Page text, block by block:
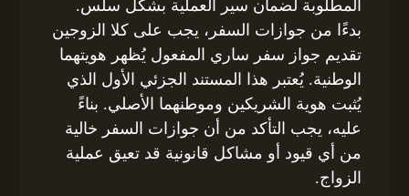
المطلوبة لضمان سير العملية بشكل سلس.
بدءًا من جوازات السفر، يجب على كلا الزوجين
تقديم جواز سفر ساري المفعول يُظهر هويتهما
الوطنية. يُعتبر هذا المستند الجزئي الأول الذي
يُثبت هوية الشريكين وموطنهما الأصلي. بناءً
عليه، يجب التأكد من أن جوازات السفر خالية
من أي قيود أو مشاكل قانونية قد تعيق عملية
الزواج.